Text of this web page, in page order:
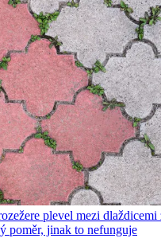
plevel mezi
poměr, jinak to nefunguje